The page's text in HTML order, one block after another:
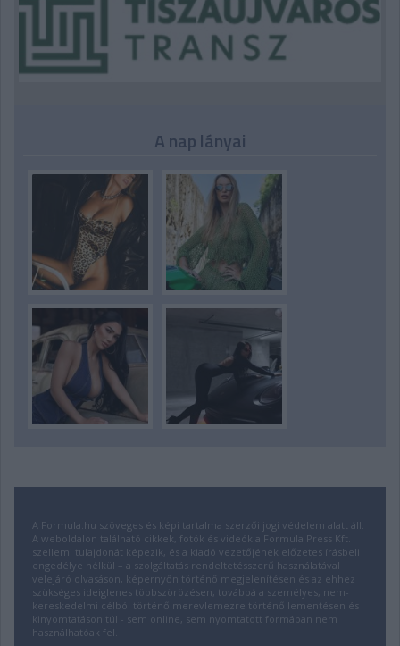
A nap lányai
A Formula.hu szöveges és képi tartalma szerzői jogi védelem alatt áll.
A weboldalon található cikkek, fotók és videók a Formula Press Kft.
szellemi tulajdonát képezik, és a kiadó vezetőjének előzetes írásbeli
engedélye nélkül – a szolgáltatás rendeltetésszerű használatával
velejáró olvasáson, képernyőn történő megjelenítésen és az ehhez
szükséges ideiglenes többszörözésen, továbbá a személyes, nem-
kereskedelmi célból történő merevlemezre történő lementésen és
kinyomtatáson túl - sem online, sem nyomtatott formában nem
használhatóak fel.